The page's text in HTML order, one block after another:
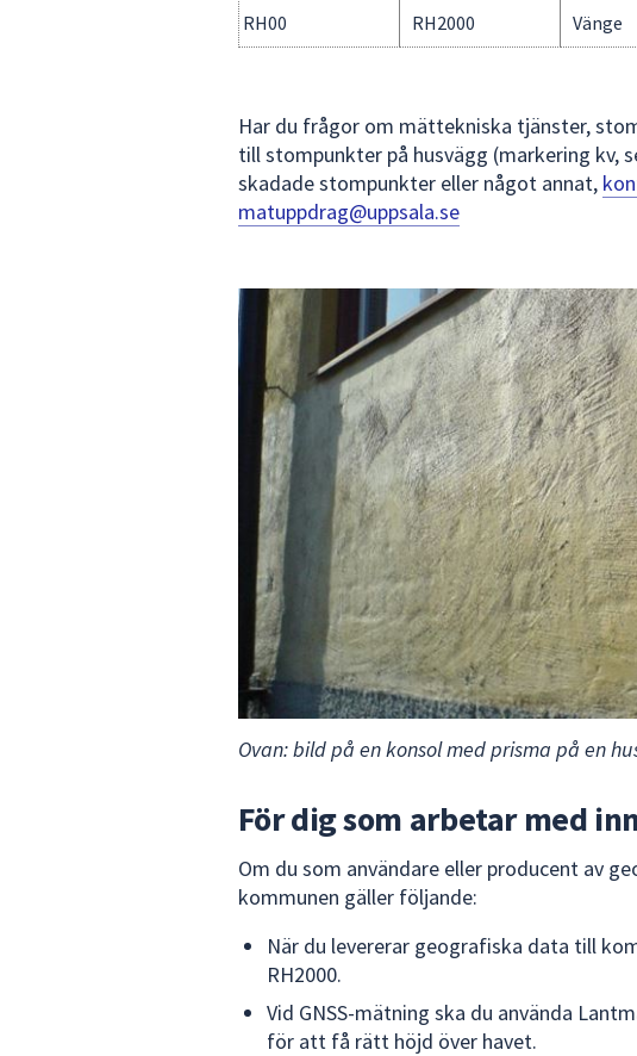
RH00 RH2000 Vänge
Har du frågor om mättekniska tjänster,
till stompunkter på husvägg (markering kv,
skadade stompunkter eller något annat,
matuppdrag@uppsala.se
Ovan: bild på en konsol med prisma på en
För dig som arbetar med
Om du som användare eller producent av
kommunen gäller följande:
När du levererar geografiska data till
RH2000.
Vid GNSS-mätning ska du använda
för att få rätt höjd över havet.